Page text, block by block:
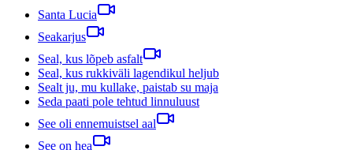
Santa Lucia
Seakarjus
Seal, kus lõpeb asfalt
Seal, kus rukkiväli lagendikul heljub
Sealt ju, mu kullake, paistab su maja
Seda paati pole tehtud linnuluust
See oli ennemuistsel aal
See on hea